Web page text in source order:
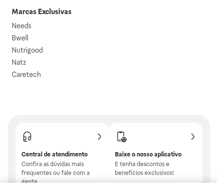
Marcas Exclusivas
Needs
Bwell
Nutrigood
Natz
Caretech
Central de atendimento
Confira as dúvidas mais
frequentes ou fale com a
gente.
Baixe o nosso aplicativo
E tenha descontos e
benefícios exclusivos!